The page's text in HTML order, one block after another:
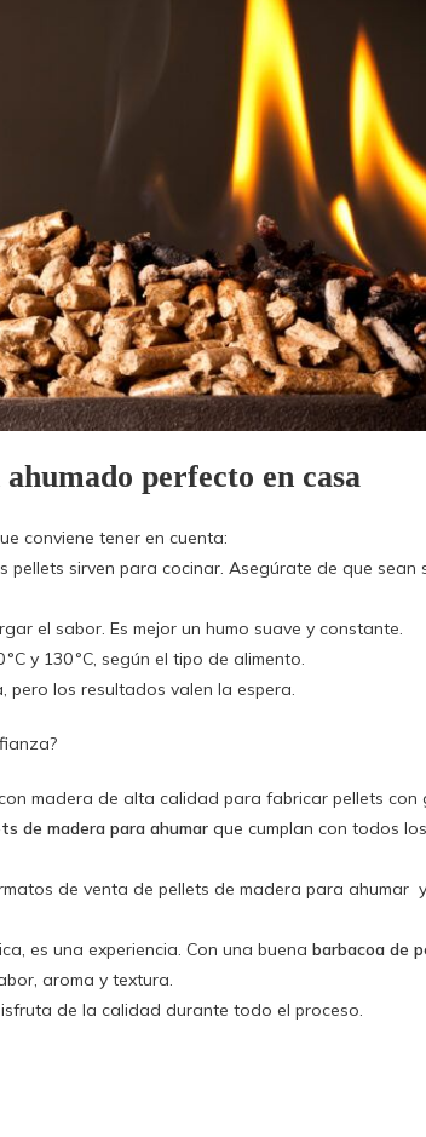
perfecto en casa
conviene tener en cuenta:
sirven para cocinar. Asegúrate de que sean
el sabor. Es mejor un humo suave y constante.
y 130 °C, según el tipo de alimento.
pero los resultados valen la espera.
madera de alta calidad para fabricar pellets
de madera para ahumar que cumplan con todos
de venta de pellets de madera para ahumar
es una experiencia. Con una buena barbacoa de
aroma y textura.
de la calidad durante todo el proceso.